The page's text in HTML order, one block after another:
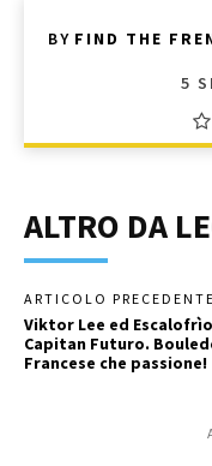
BY FIND THE
5
ALTRO DA
ARTICOLO PRECEDENTE
Viktor Lee ed Escalofrìo
Capitan Futuro.
Francese che passione!